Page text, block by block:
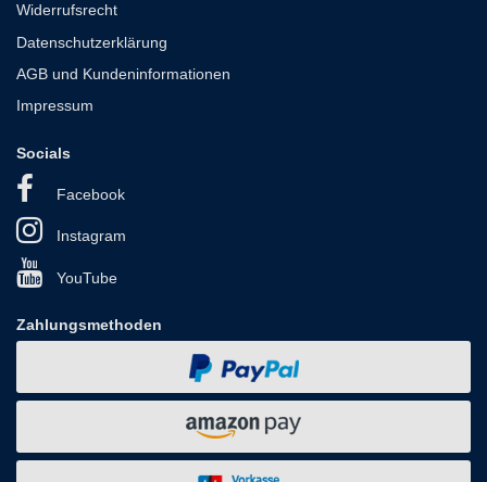
Widerrufsrecht
Datenschutzerklärung
AGB und Kundeninformationen
Impressum
Socials
Facebook
Instagram
YouTube
Zahlungsmethoden